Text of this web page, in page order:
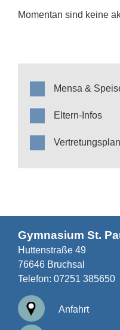
Momentan sind keine
Mensa &
Eltern-Infos
Gymnasium St.
Huttenstraße 49
76646 Bruchsal
Telefon: 07251 385650
Anfahrt